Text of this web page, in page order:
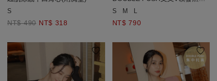
S
NT$ 490 NT$ 318
BRA TOP
S M
NT$ 790